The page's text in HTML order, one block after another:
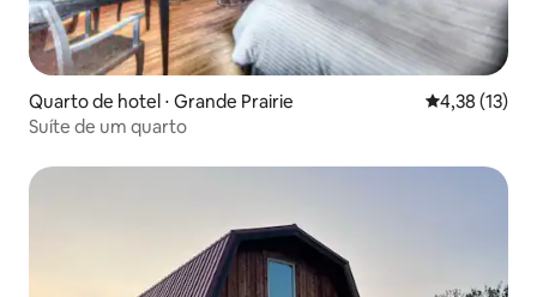
Quarto de hotel ⋅ Grande Prairie 4,38 de uma
4,38 (13)
Suíte de um quarto